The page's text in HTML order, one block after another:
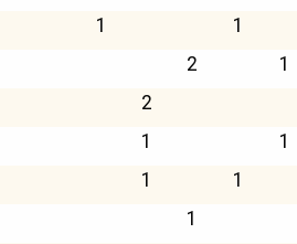
1
1
2
1
2
1
1
1
1
1